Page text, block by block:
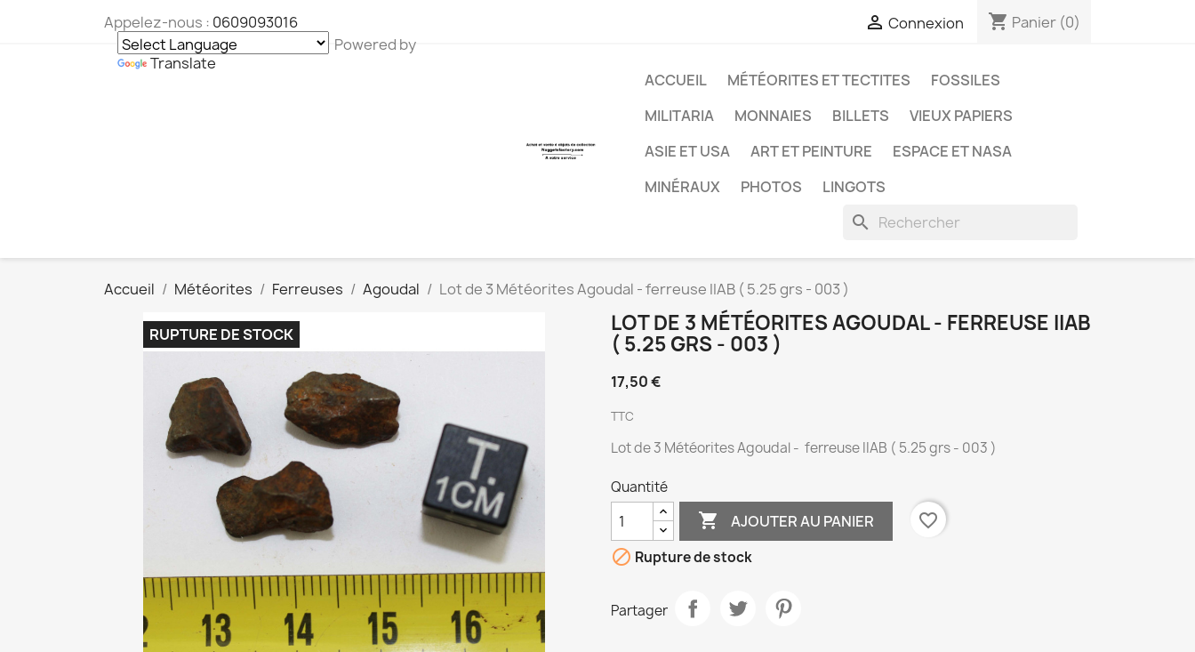
Appelez-nous : 0609093016
Powered by
Translate
 Connexion shopping_cart Panier (0)
ACCUEIL MÉTÉORITES ET TECTITES
FOSSILES
MILITARIA
MONNAIES BILLETS
VIEUX PAPIERS
ASIE ET USA
ART ET PEINTURE
ESPACE ET NASA
MINÉRAUX
PHOTOS LINGOTS
search
Accueil Météorites Ferreuses Agoudal Lot de 3 Météorites Agoudal - ferreuse IIAB ( 5.25 grs - 003 )
RUPTURE DE STOCK
LOT DE 3 MÉTÉORITES AGOUDAL - FERREUSE IIAB
( 5.25 GRS - 003 )
17,50 €
TTC
Lot de 3 Météorites Agoudal - ferreuse IIAB ( 5.25 grs - 003 )
Quantité
 AJOUTER AU PANIER
favorite_border
 Rupture de stock
Partager